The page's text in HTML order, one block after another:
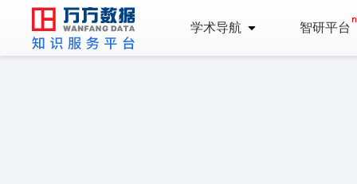
学术导航 智研平台